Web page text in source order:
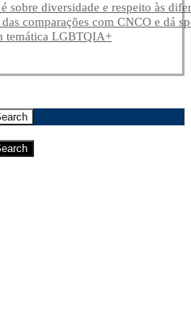
sobre diversidade e respeito às
comparações com CNCO e dá
temática LGBTQIA+